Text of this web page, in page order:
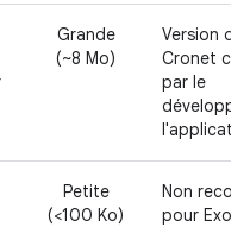
Grande
(~8 Mo)
Version de
Cronet
par le
Petite
(<100 Ko)
Non
pour